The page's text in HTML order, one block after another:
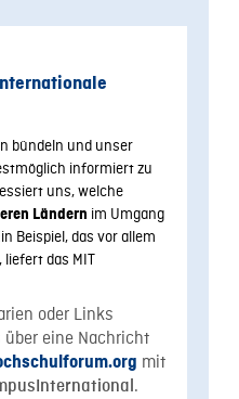
bündeln und unser
informiert zu
uns, welche
Ländern im Umgang
Beispiel, das vor allem
das MIT
oder Links
eine Nachricht
mit
.